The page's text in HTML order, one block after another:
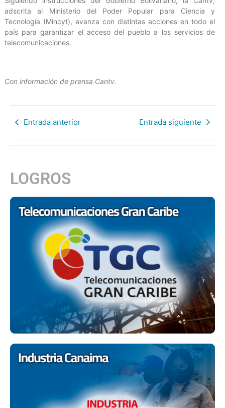
adscrita al Ministerio del Poder Popular para Ciencia y
Tecnología (Mincyt), avanza con distintas acciones en todo el
país para garantizar el acceso del pueblo a los servicios de
telecomunicaciones.
Con información de prensa Cantv.
Entrada anterior Entrada siguiente
LOGROS